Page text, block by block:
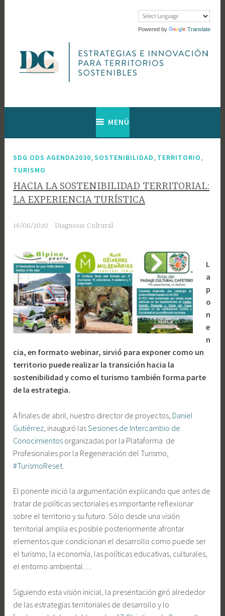
Powered by Translate
Diagnosis
Cultural
MENÚ
SDG ODS AGENDA2030,SOSTENIBILIDAD, TERRITORIO,
TURISMO
HACIA LA SOSTENIBILIDAD TERRITORIAL:
LA EXPERIENCIA TURÍSTICA
16/06/2020 Diagnosis Cultural
L
a
p
o
n
e
n
cia, en formato webinar, sirvió para exponer como un
territorio puede realizar la transición hacia la
sostenibilidad y como el turismo también forma parte
de la estrategia.
A finales de abril, nuestro director de proyectos, Daniel
Gutiérrez , inauguró lasSesiones de Intercambio de
Conocimientos organizadas por la Plataforma de
Profesionales por la Regeneración del Turismo,
#TurismoReset
El ponente inició la argumentación explicando que antes de
tratar de políticas sectoriales es importante reflexionar
sobre el territorio y su futuro. Sólo desde una visión
territorial amplia es posible posteriormente afrontar
elementos que condicionan el desarrollo como puede ser
el turismo, la economía, las políticas educativas, culturales,
el entorno ambiental…
Siguiendo esta visión inicial, la presentación giró alrededor
de las estrategias territoriales de desarrollo y lo